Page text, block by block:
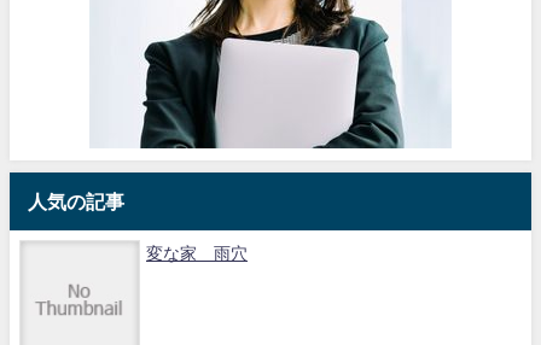
人気の記事
変な家 雨穴